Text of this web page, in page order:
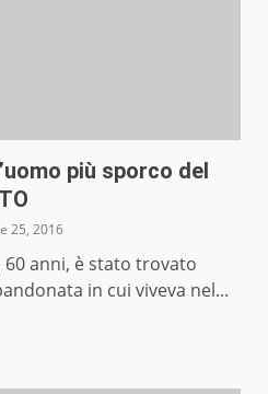
più sporco del
25, 2016
60 anni, è stato trovato
in cui viveva nel...